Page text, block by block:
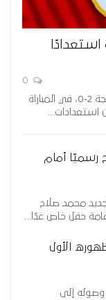
استعدادًا
حقق الأهلي فوزًا وديًا على بترول أسيوط بنتيجة 2-0، في المباراة
استعدادات…
رسميًا أمام
محمد صلاح
حفل خاص غدًا…
الأول
وصوله إلى